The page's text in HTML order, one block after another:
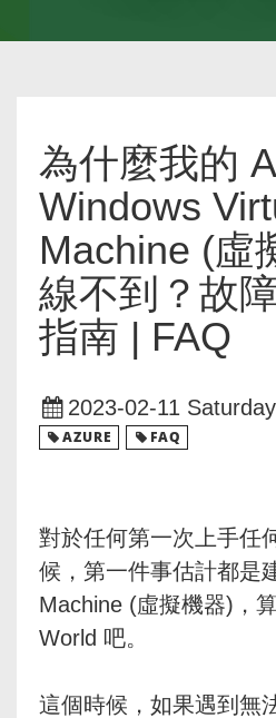
為什麼我的
Windows
Machine (虛
線不到？故
指南 | FAQ
2023-02-11 Saturday
AZURE FAQ
對於任何第一次上手任
候，第一件事估計都是
Machine (虛擬機器)，
World 吧。
這個時候，如果遇到無